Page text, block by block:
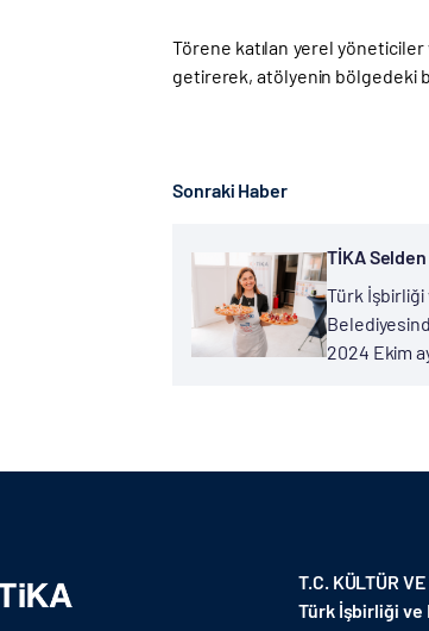
Törene katılan yerel
getirerek, atölyenin bölgedeki
Sonraki Haber
TİKA
Türk İşbirliği
2024 Ekim
T.C. KÜLTÜR
Türk İşbirliği ve